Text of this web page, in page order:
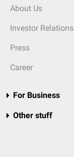
About Us
Investor Relations
Press
Career
For Business
Other stuff